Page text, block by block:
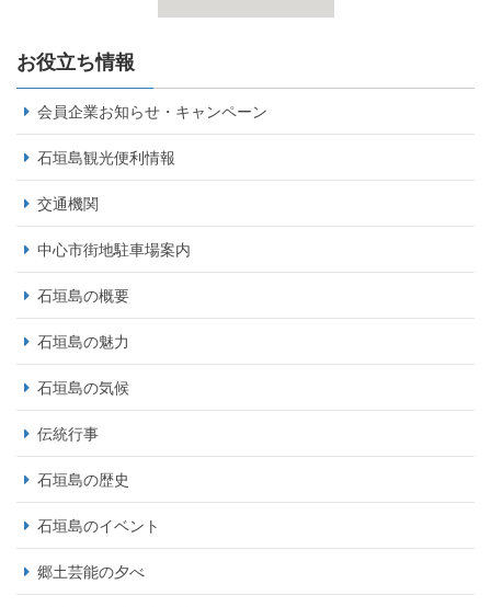
お役立ち情報
会員企業お知らせ・キャンペーン
石垣島観光便利情報
交通機関
中心市街地駐車場案内
石垣島の概要
石垣島の魅力
石垣島の気候
伝統行事
石垣島の歴史
石垣島のイベント
郷土芸能の夕べ